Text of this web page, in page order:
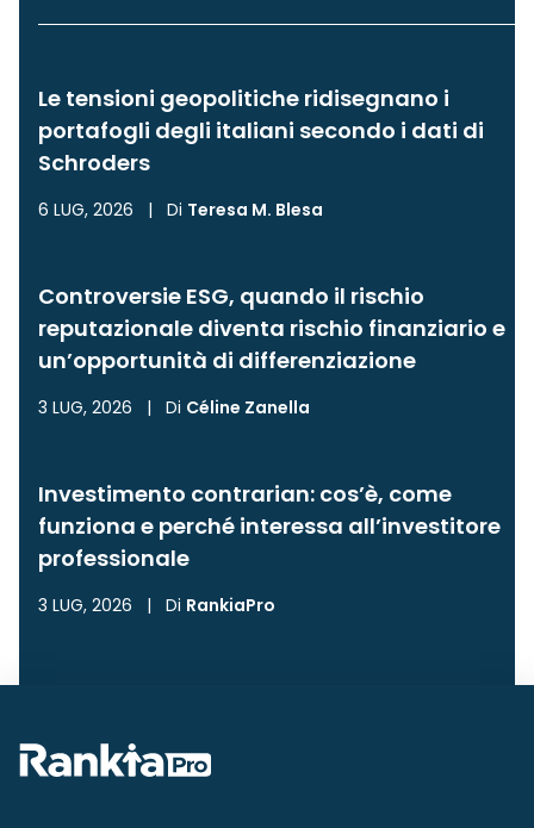
Le tensioni geopolitiche ridisegnano i
portafogli degli italiani secondo i dati di
Schroders
6 LUG, 2026 | Di Teresa M. Blesa
Controversie ESG, quando il rischio
reputazionale diventa rischio finanziario e
un’opportunità di differenziazione
3 LUG, 2026 | Di Céline Zanella
Investimento contrarian: cos’è, come
funziona e perché interessa all’investitore
professionale
3 LUG, 2026 | Di RankiaPro